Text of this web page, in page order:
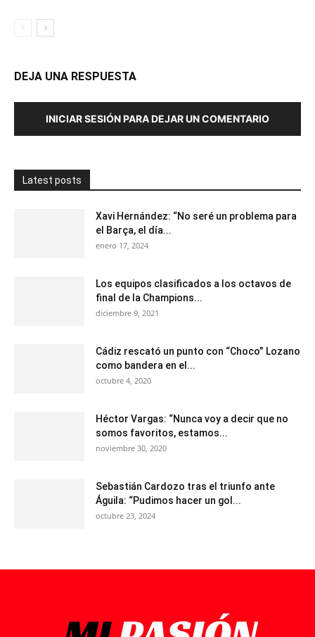
DEJA UNA RESPUESTA
INICIAR SESIÓN PARA DEJAR UN COMENTARIO
Latest posts
Xavi Hernández: “No seré un problema para
el Barça, el día...
enero 17, 2024
Los equipos clasificados a los octavos de
final de la Champions...
diciembre 9, 2021
Cádiz rescató un punto con “Choco” Lozano
como bandera en el...
octubre 4, 2020
Héctor Vargas: “Nunca voy a decir que no
somos favoritos, estamos...
noviembre 30, 2020
Sebastián Cardozo tras el triunfo ante
Águila: “Pudimos hacer un gol...
octubre 23, 2024